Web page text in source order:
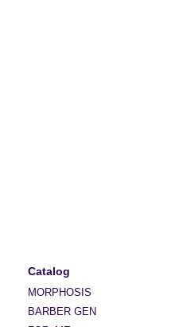
Catalog
MORPHOSIS
BARBER GEN